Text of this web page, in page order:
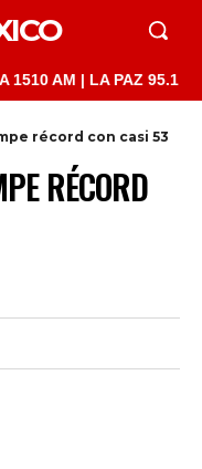
| LA PAZ 95.1 FM |
récord con casi 53
RÉCORD